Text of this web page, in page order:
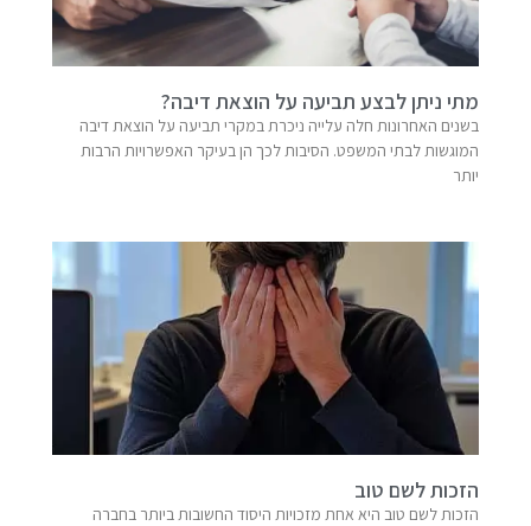
מתי ניתן לבצע תביעה על הוצאת דיבה?
בשנים האחרונות חלה עלייה ניכרת במקרי תביעה על הוצאת דיבה
המוגשות לבתי המשפט. הסיבות לכך הן בעיקר האפשרויות הרבות
יותר
הזכות לשם טוב
הזכות לשם טוב היא אחת מזכויות היסוד החשובות ביותר בחברה